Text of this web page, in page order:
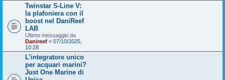
Twinstar S-Line V:
la plafoniera con il
boost nel DaniReef
LAB
Ultimo messaggio da
Danireef « 07/10/2025,
10:28
L’integratore unico
per acquari marini?
Just One Marine di